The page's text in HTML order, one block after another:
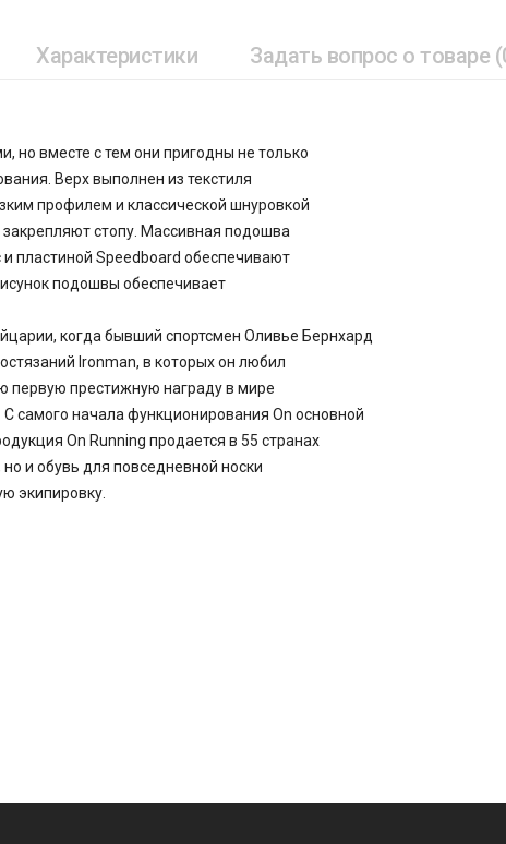
Характеристики Задать вопрос о товаре
но вместе с тем они пригодны не только
Верх выполнен из текстиля
профилем и классической шнуровкой
стопу. Массивная подошва
и пластиной Speedboard обеспечивают
подошвы обеспечивает
когда бывший спортсмен Оливье Бернхард
Ironman, в которых он любил
первую престижную награду в мире
самого начала функционирования On основной
On Running продается в 55 странах
и обувь для повседневной носки
экипировку.